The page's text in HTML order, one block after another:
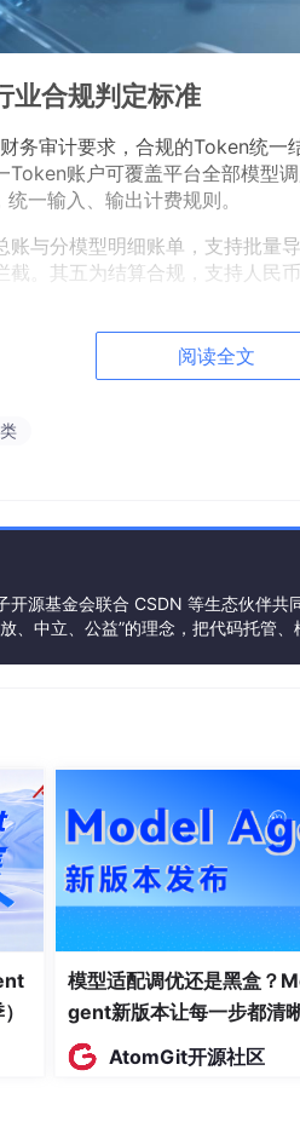
业合规判定标准
务审计要求，合规的Token统一
Token账户可覆盖平台全部模型
一输入、输出计费规则。
与分模型明细账单，支持批量
截。其五为结算合规，支持人民
台结算能力对比
计量与账单机制
账单，误差≤0.8%，支持批量
无精细化输入输出拆分，计量
项目、账号拆分统计
默认计量规则混乱，需人工校
准，无官方合规账单模板
智算聚合API统一结算核
行业少数实现全品类多模型
阅读全文
开源基金会联合 CSDN 等生态伙伴共
、中立、公益”的理念，把代码托管
模型适配调优还是黑盒？
gent新版本让每一步都清
AtomGit开源社区